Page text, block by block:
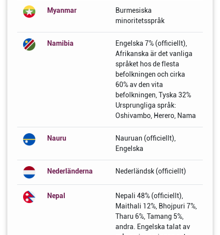
Myanmar
Burmesiska
minoritetsspråk
Namibia
Engelska 7% (officiellt),
Afrikanska är det vanliga
språket hos de flesta
befolkningen och cirka
60% av den vita
befolkningen, Tyska 32%
Ursprungliga språk:
Oshivambo, Herero, Nama
Nauru
Nauruan (officiellt),
Engelska
Nederländerna Nederländsk (officiellt)
Nepal
Nepali 48% (officiellt),
Maithali 12%, Bhojpuri 7%,
Tharu 6%, Tamang 5%,
andra. Engelska talat av